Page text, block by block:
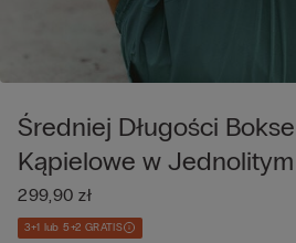
Średniej Długości
Kąpielowe w
299,90 zł
3+1 lub 5+2 GRATIS